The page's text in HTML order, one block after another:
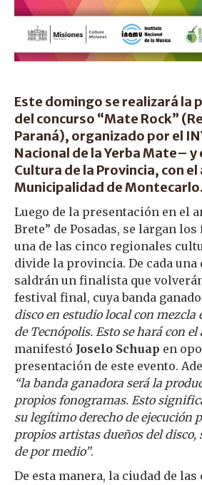
Este domingo se realizará la
del concurso “Mate Rock”
Paraná), organizado por el
Nacional de la Yerba Mate–
Cultura de la Provincia, con el
Municipalidad de Montecarlo.
Luego de la presentación en el
Brete” de Posadas, se largan
una de las cinco regionales
divide la provincia. De cada una
saldrán un finalista que
festival final, cuya banda
disco en estudio local con mezcla
de Tecnópolis. Esto se hará con
manifestó Joselo Schuap en
presentación de este evento.
“la banda ganadora será la
propios fonogramas. Esto
su legítimo derecho de ejecución
propios artistas dueños del
de por medio”.
De esta manera, la ciudad de